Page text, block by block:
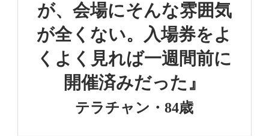
が、 会場にそんな雰囲気
が全くない。
入場券をよ
くよく見れば一週間前に
開催済みだった』
テラチャン・84歳